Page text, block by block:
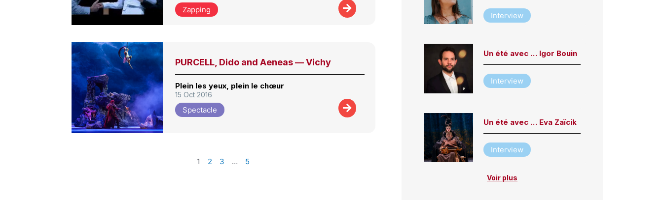
Zapping
PURCELL, Dido and Aeneas — Vichy
Plein les yeux, plein le chœur
15 Oct 2016
Spectacle
1 2 3 … 5
Interview
Un été avec … Igor Bouin
Interview
Un été avec … Eva Zaïcik
Interview
Voir plus